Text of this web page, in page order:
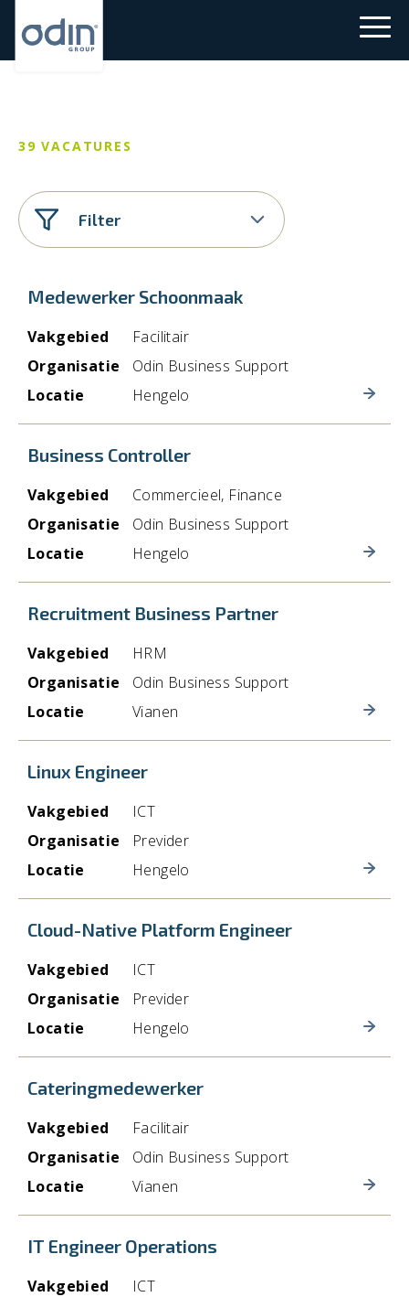
39 VACATURES
Filter
Commercieel
Consultancy
Consultant
Finance
HRM
ICT
Marketing &
Communicatie
Support
Teamlead Support
Technische buitendienst
Tendermanagement
Cloudwise
Odin Business Support
Previder
Hengelo
Vianen
Woerden
Medewerker Schoonmaak
Vakgebied
Facilitair
Organisatie
Odin Business Support
Locatie
Hengelo
Business Controller
Vakgebied
Commercieel, Finance
Organisatie
Odin Business Support
Locatie
Hengelo
Recruitment Business Partner
Vakgebied
HRM
Organisatie
Odin Business Support
Locatie
Vianen
Linux Engineer
Vakgebied
ICT
Organisatie
Previder
Locatie
Hengelo
Cloud-Native Platform Engineer
Vakgebied
ICT
Organisatie
Previder
Locatie
Hengelo
Cateringmedewerker
Vakgebied
Facilitair
Organisatie
Odin Business Support
Locatie
Vianen
IT Engineer Operations
Vakgebied
ICT